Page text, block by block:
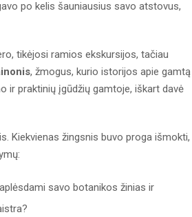
po kelis šauniausius savo atstovus,
tikėjosi ramios ekskursijos, tačiau
, žmogus, kurio istorijos apie gamtą
ir praktinių įgūdžių gamtoje, iškart davė
Kiekvienas žingsnis buvo proga išmokti,
savo botanikos žinias ir